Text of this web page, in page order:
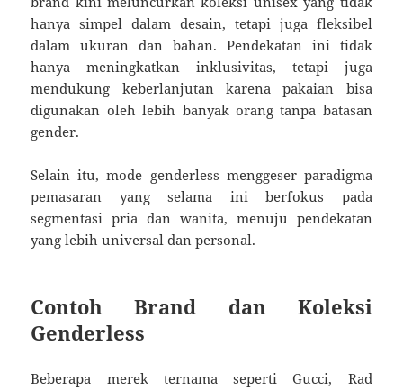
hanya simpel dalam desain, tetapi juga fleksibel
dalam ukuran dan bahan. Pendekatan ini tidak
hanya meningkatkan inklusivitas, tetapi juga
mendukung keberlanjutan karena pakaian bisa
digunakan oleh lebih banyak orang tanpa batasan
gender.
Selain itu, mode genderless menggeser paradigma
pemasaran yang selama ini berfokus pada
segmentasi pria dan wanita, menuju pendekatan
yang lebih universal dan personal.
Contoh Brand dan Koleksi
Genderless
Beberapa merek ternama seperti Gucci, Rad